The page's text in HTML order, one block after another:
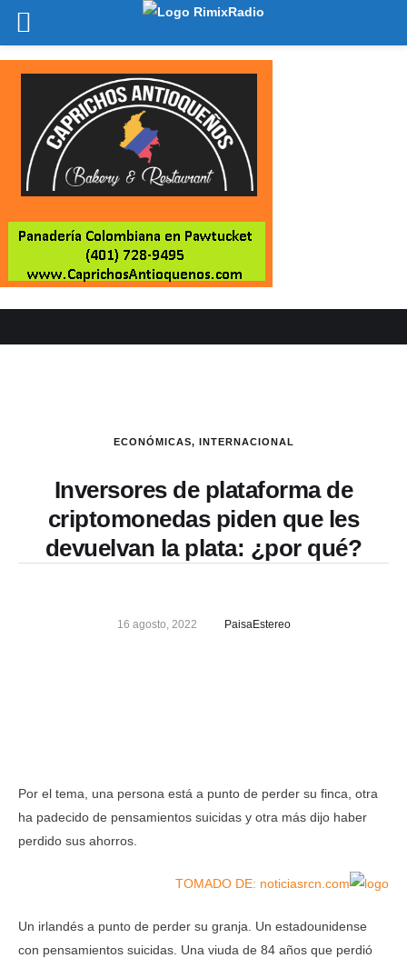
ECONÓMICAS, INTERNACIONAL
Inversores de plataforma de
criptomonedas piden que les
devuelvan la plata: ¿por qué?
16 agosto, 2022 PaisaEstereo
Por el tema, una persona está a punto de perder su finca, otra
ha padecido de pensamientos suicidas y otra más dijo haber
perdido sus ahorros.
TOMADO DE: noticiasrcn.com
Un irlandés a punto de perder su granja. Un estadounidense
con pensamientos suicidas. Una viuda de 84 años que perdió